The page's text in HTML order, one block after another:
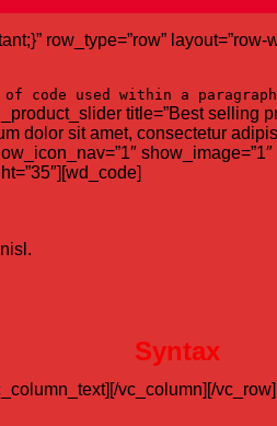
row_type=”row”
of code used within a
title=”Best selling
dolor sit amet, consectetur
Syntax
vc_column][/vc_row]